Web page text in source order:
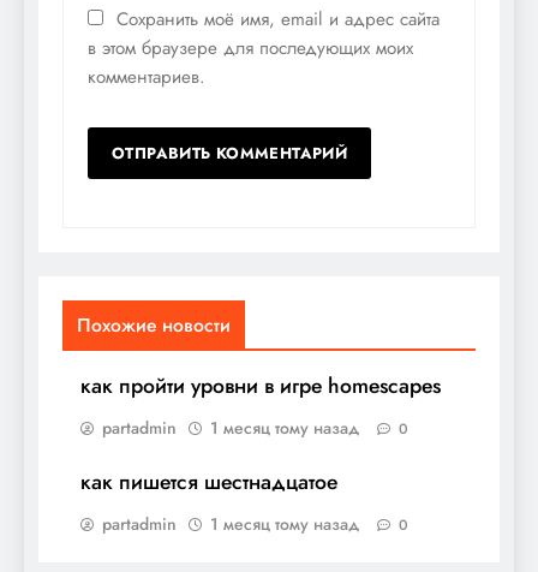
Сохранить моё имя, email и адрес сайта
в этом браузере для последующих моих
комментариев.
Похожие новости
как пройти уровни в игре homescapes
partadmin 1 месяц тому назад 0
как пишется шестнадцатое
partadmin 1 месяц тому назад 0